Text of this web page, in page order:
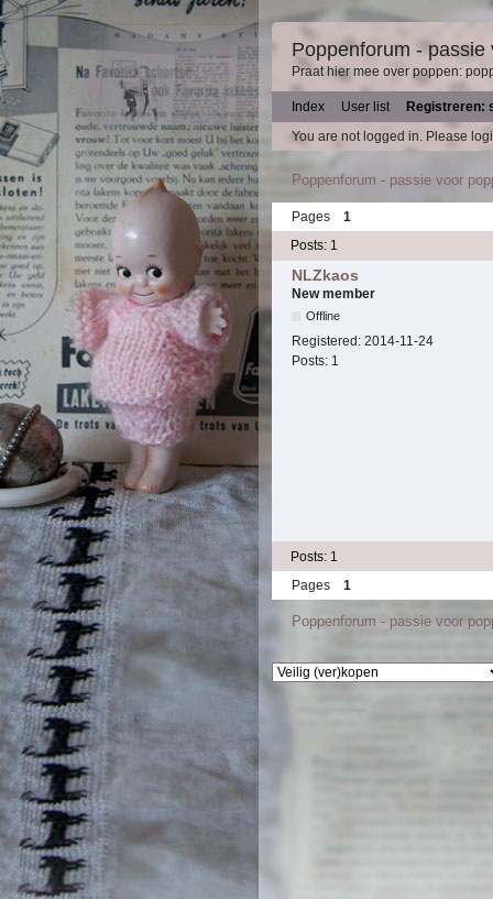
Poppenforum - passie
Praat hier mee over poppen:
Index User list
Registreren:
You are not logged in. Please
Poppenforum - passie voor
Pages
1
Posts: 1
NLZkaos
New member
Offline
Registered: 2014-11-24
Posts: 1
Posts: 1
Pages
1
Poppenforum - passie voor